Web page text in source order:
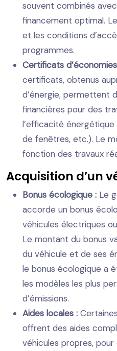
souvent combinés
financement optimal.
et les conditions
programmes.
Certificats
certificats, obtenus
d’énergie, permettent
financières pour des
l’efficacité
de fenêtres, etc.). Le
fonction des travaux
Acquisition d’un
Bonus écologique : Le
accorde un bonus
véhicules électriques
Le montant du bonus
du véhicule et de ses
le bonus écologique a
les modèles les plus
d’émissions.
Aides locales :
offrent des aides
véhicules propres,